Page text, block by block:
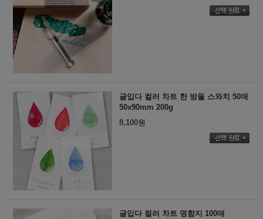
글입다 컬러 차트 한 방울 스와치 50매
50x90mm 200g
8,100원
글입다 컬러 차트 명함지 100매